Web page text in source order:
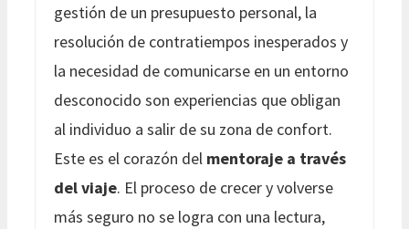
gestión de un presupuesto personal, la
resolución de contratiempos inesperados y
la necesidad de comunicarse en un entorno
desconocido son experiencias que obligan
al individuo a salir de su zona de confort.
Este es el corazón del mentoraje a través
del viaje. El proceso de crecer y volverse
más seguro no se logra con una lectura,